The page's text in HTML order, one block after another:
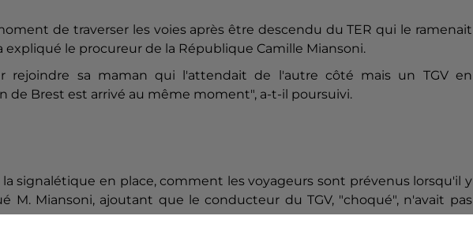
de traverser les voies après être descendu du TER qui le ramenait
expliqué le procureur de la République Camille Miansoni.
rejoindre sa maman qui l'attendait de l'autre côté mais un TGV en
de Brest est arrivé au même moment", a-t-il poursuivi.
signalétique en place, comment les voyageurs sont prévenus lorsqu'il y
M. Miansoni, ajoutant que le conducteur du TGV, "choqué", n'avait pas